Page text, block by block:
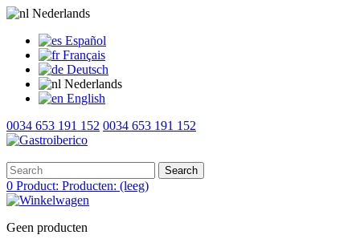
Nederlands
Español
Français
Deutsch
Nederlands
English
0034 653 191 152 0034 653 191 152
Search
0 Product: Producten: (leeg)
Geen producten